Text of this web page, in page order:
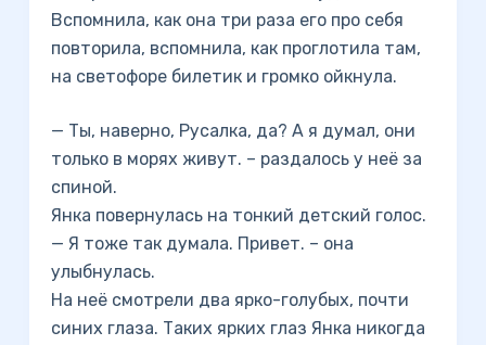
Вспомнила, как она три раза его про себя
повторила, вспомнила, как проглотила там,
на светофоре билетик и громко ойкнула.
— Ты, наверно, Русалка, да? А я думал, они
только в морях живут. – раздалось у неё за
спиной.
Янка повернулась на тонкий детский голос.
— Я тоже так думала. Привет. – она
улыбнулась.
На неё смотрели два ярко-голубых, почти
синих глаза. Таких ярких глаз Янка никогда